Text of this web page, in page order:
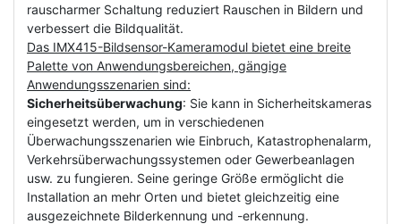
rauscharmer Schaltung reduziert Rauschen in Bildern und
verbessert die Bildqualität.
Das IMX415-Bildsensor-Kameramodul bietet eine breite
Palette von Anwendungsbereichen, gängige
Anwendungsszenarien sind:
Sicherheitsüberwachung: Sie kann in Sicherheitskameras
eingesetzt werden, um in verschiedenen
Überwachungsszenarien wie Einbruch, Katastrophenalarm,
Verkehrsüberwachungssystemen oder Gewerbeanlagen
usw. zu fungieren. Seine geringe Größe ermöglicht die
Installation an mehr Orten und bietet gleichzeitig eine
ausgezeichnete Bilderkennung und -erkennung.